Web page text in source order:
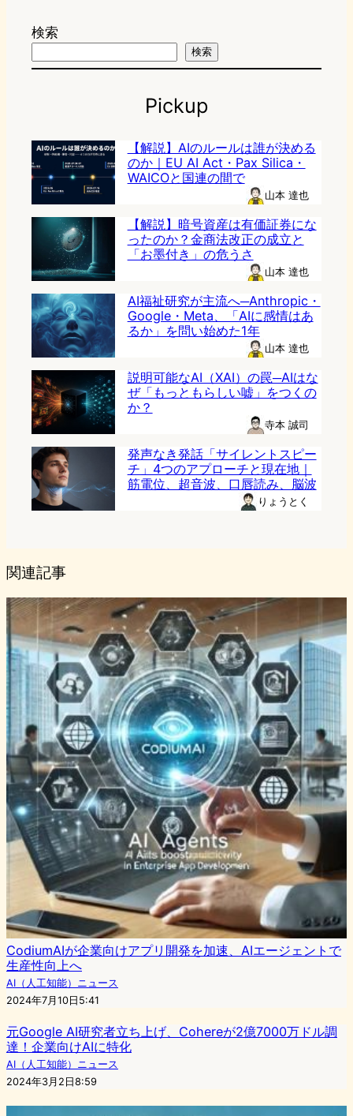
検索
検索
Pickup
【解説】AIのルールは誰が決める
のか｜EU AI Act・Pax Silica・
WAICOと国連の間で
山本 達也
【解説】暗号資産は有価証券にな
ったのか？金商法改正の成立と
「お墨付き」の危うさ
山本 達也
AI福祉研究が主流へ─Anthropic・
Google・Meta、「AIに感情はあ
るか」を問い始めた1年
山本 達也
説明可能なAI（XAI）の罠─AIはな
ぜ「もっともらしい嘘」をつくの
か？
寺本 誠司
発声なき発話「サイレントスピー
チ」4つのアプローチと現在地｜
筋電位、超音波、口唇読み、脳波
りょうとく
関連記事
CodiumAIが企業向けアプリ開発を加速、AIエージェントで
生産性向上へ
AI（人工知能）ニュース
2024年7月10日5:41
元Google AI研究者立ち上げ、Cohereが2億7000万ドル調
達！企業向けAIに特化
AI（人工知能）ニュース
2024年3月2日8:59